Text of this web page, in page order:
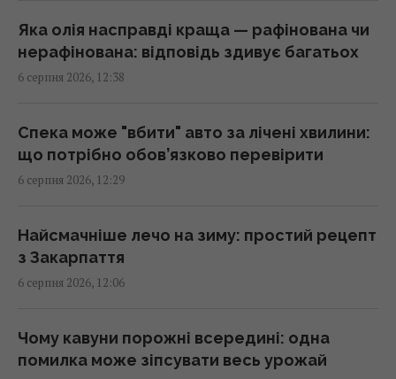
"Непомітні" російські диверсії: війна в
Запах, якого бояться миші: названо
Стефанішину підозрюють в незаконному
12:35 четвер, 06 серпня 2026
Яка олія насправді краща — рафінована чи
нерафінована: відповідь здивує багатьох
6 серпня 2026, 12:38
Спека може "вбити" авто за лічені хвилини:
що потрібно обов’язково перевірити
6 серпня 2026, 12:29
Найсмачніше лечо на зиму: простий рецепт
з Закарпаття
6 серпня 2026, 12:06
Чому кавуни порожні всередині: одна
помилка може зіпсувати весь урожай